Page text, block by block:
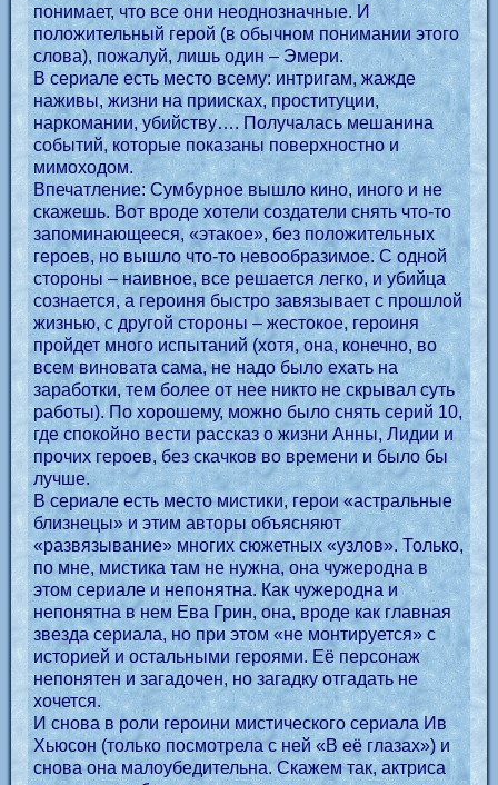
понимает, что все они неоднозначные. И
положительный герой (в обычном понимании этого
слова), пожалуй, лишь один – Эмери.
В сериале есть место всему: интригам, жажде
наживы, жизни на приисках, проституции,
наркомании, убийству…. Получалась мешанина
событий, которые показаны поверхностно и
мимоходом.
Впечатление: Сумбурное вышло кино, иного и не
скажешь. Вот вроде хотели создатели снять что-то
запоминающееся, «этакое», без положительных
героев, но вышло что-то невообразимое. С одной
стороны – наивное, все решается легко, и убийца
сознается, а героиня быстро завязывает с прошлой
жизнью, с другой стороны – жестокое, героиня
пройдет много испытаний (хотя, она, конечно, во
всем виновата сама, не надо было ехать на
заработки, тем более от нее никто не скрывал суть
работы). По хорошему, можно было снять серий 10,
где спокойно вести рассказ о жизни Анны, Лидии и
прочих героев, без скачков во времени и было бы
лучше.
В сериале есть место мистики, герои «астральные
близнецы» и этим авторы объясняют
«развязывание» многих сюжетных «узлов». Только,
по мне, мистика там не нужна, она чужеродна в
этом сериале и непонятна. Как чужеродна и
непонятна в нем Ева Грин, она, вроде как главная
звезда сериала, но при этом «не монтируется» с
историей и остальными героями. Её персонаж
непонятен и загадочен, но загадку отгадать не
хочется.
И снова в роли героини мистического сериала Ив
Хьюсон (только посмотрела с ней «В её глазах») и
снова она малоубедительна. Скажем так, актриса